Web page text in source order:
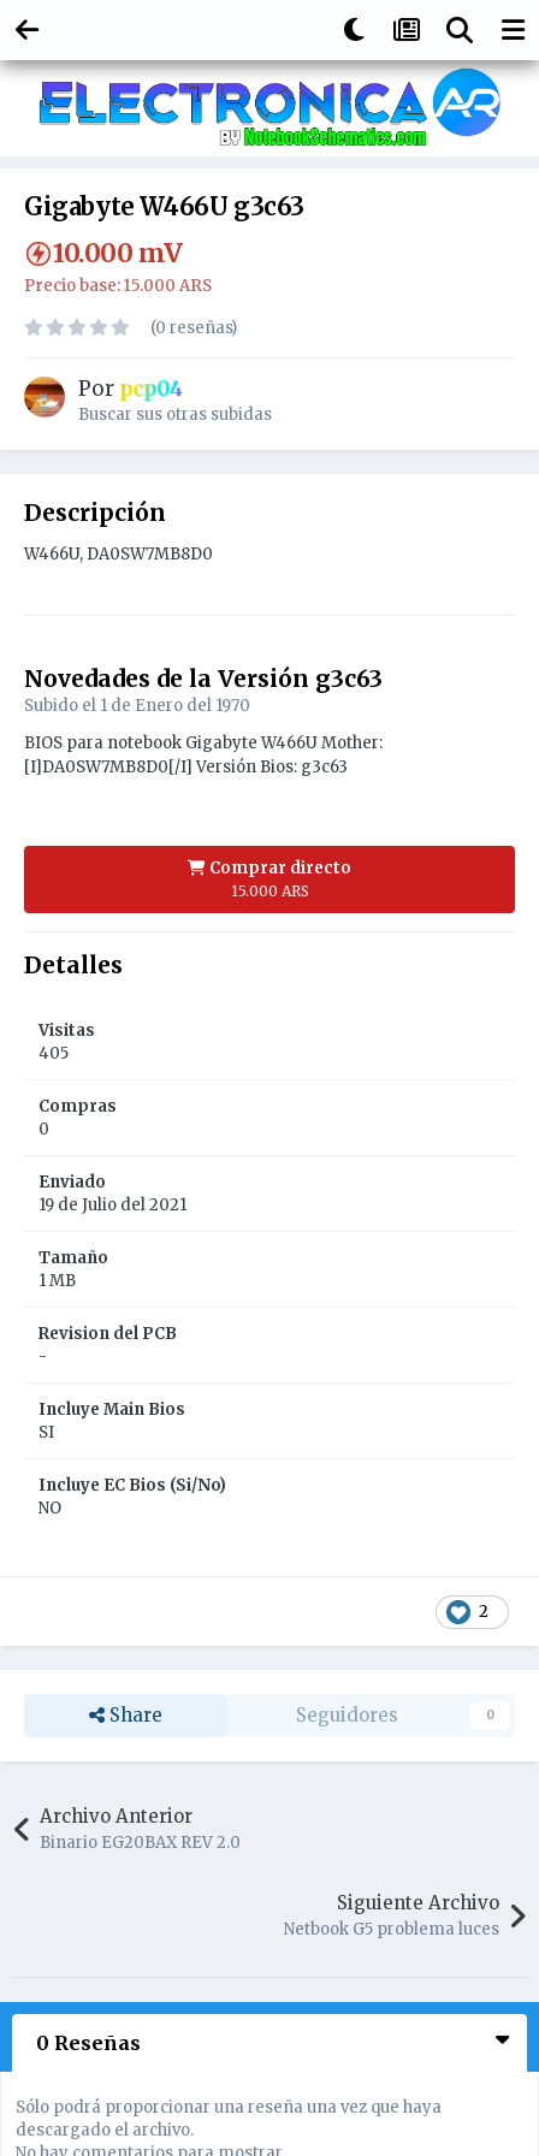
Gigabyte W466U g3c63
10.000 mV
Precio base: 15.000 ARS
(0 reseñas)
Por pcp04
Buscar sus otras subidas
Descripción
W466U, DA0SW7MB8D0
Novedades de la Versión g3c63
Subido el 1 de Enero del 1970
BIOS para notebook Gigabyte W466U Mother:
[I]DA0SW7MB8D0[/I] Versión Bios: g3c63
Comprar directo
15.000 ARS
Detalles
Visitas
405
Compras
0
Enviado
19 de Julio del 2021
Tamaño
1 MB
Revision del PCB
-
Incluye Main Bios
SI
Incluye EC Bios (Si/No)
NO
2
Share Seguidores 0
Archivo Anterior
Binario EG20BAX REV 2.0
Siguiente Archivo
Netbook G5 problema luces
0 Reseñas
Sólo podrá proporcionar una reseña una vez que haya
descargado el archivo.